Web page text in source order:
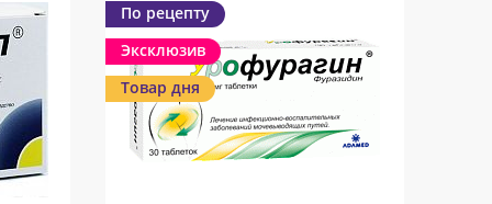
По рецепту
Эксклюзив
Товар дня